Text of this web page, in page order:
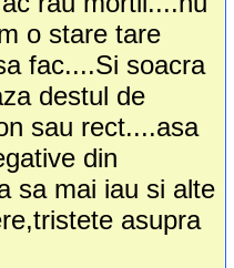
o stare tare
fac....Si soacra
destul de
sau rect....asa
din
sa mai iau si alte
asupra